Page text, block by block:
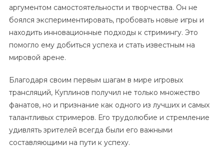
аргументом самостоятельности и творчества. Он не
боялся экспериментировать, пробовать новые игры и
находить инновационные подходы к стримингу. Это
помогло ему добиться успеха и стать известным на
мировой арене.
Благодаря своим первым шагам в мире игровых
трансляций, Куплинов получил не только множество
фанатов, но и признание как одного из лучших и самых
талантливых стримеров. Его трудолюбие и стремление
удивлять зрителей всегда были его важными
составляющими на пути к успеху.